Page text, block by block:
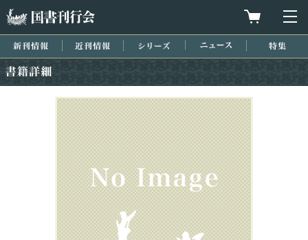
買物カゴを
新刊情報 近刊情報 シリーズ ニュース